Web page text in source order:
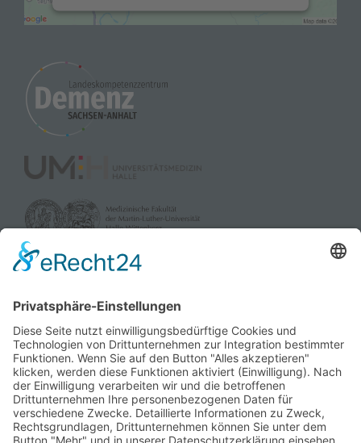
powered by
gefördert durch:
und die Landesverbände der Pflegekassen Sachsen-Anhalt
sowie dem Verband der Privaten Krankenversicherung e.V.